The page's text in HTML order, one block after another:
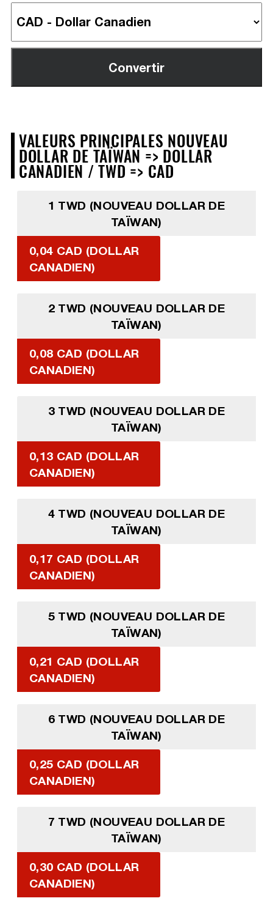
VALEURS PRINCIPALES NOUVEAU
DOLLAR DE TAÏWAN => DOLLAR
CANADIEN / TWD => CAD
1 TWD (NOUVEAU DOLLAR DE
TAÏWAN)
0,04 CAD (DOLLAR
CANADIEN)
2 TWD (NOUVEAU DOLLAR DE
TAÏWAN)
0,08 CAD (DOLLAR
CANADIEN)
3 TWD (NOUVEAU DOLLAR DE
TAÏWAN)
0,13 CAD (DOLLAR
CANADIEN)
4 TWD (NOUVEAU DOLLAR DE
TAÏWAN)
0,17 CAD (DOLLAR
CANADIEN)
5 TWD (NOUVEAU DOLLAR DE
TAÏWAN)
0,21 CAD (DOLLAR
CANADIEN)
6 TWD (NOUVEAU DOLLAR DE
TAÏWAN)
0,25 CAD (DOLLAR
CANADIEN)
7 TWD (NOUVEAU DOLLAR DE
TAÏWAN)
0,30 CAD (DOLLAR
CANADIEN)